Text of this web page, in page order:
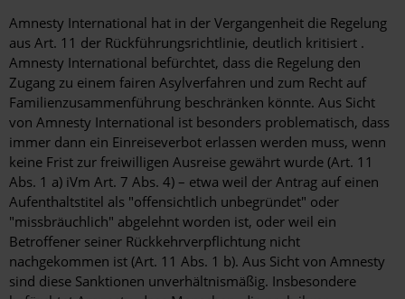
Amnesty International hat in der Vergangenheit die Regelung
aus Art. 11 der Rückführungsrichtlinie, deutlich kritisiert .
Amnesty International befürchtet, dass die Regelung den
Zugang zu einem fairen Asylverfahren und zum Recht auf
Familienzusammenführung beschränken könnte. Aus Sicht
von Amnesty International ist besonders problematisch, dass
immer dann ein Einreiseverbot erlassen werden muss, wenn
keine Frist zur freiwilligen Ausreise gewährt wurde (Art. 11
Abs. 1 a) iVm Art. 7 Abs. 4) – etwa weil der Antrag auf einen
Aufenthaltstitel als "offensichtlich unbegründet" oder
"missbräuchlich" abgelehnt worden ist, oder weil ein
Betroffener seiner Rückkehrverpflichtung nicht
nachgekommen ist (Art. 11 Abs. 1 b). Aus Sicht von Amnesty
sind diese Sanktionen unverhältnismäßig. Insbesondere